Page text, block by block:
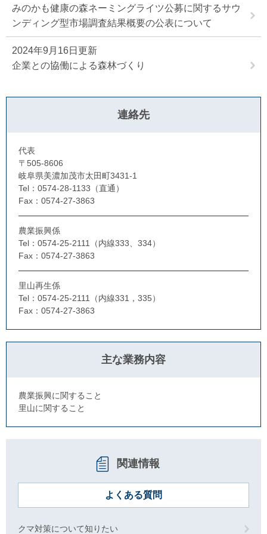
みのかも健康の森ネーミングライツ公募に関するサウ
ンディング型市場調査結果概要の公表について
2024年9月16日更新
企業との協働による森林づくり
連絡先
代表
〒505-8606
岐阜県美濃加茂市太田町3431-1
Tel：0574-28-1133（直通）
Fax：0574-27-3863
農業振興係
Tel：0574-25-2111（内線333、334）
Fax：0574-27-3863
里山再生係
Tel：0574-25-2111（内線331，335）
Fax：0574-27-3863
主な業務内容
農業振興に関すること
里山に関すること
関連情報
よくある質問
クマ対策について知りたい